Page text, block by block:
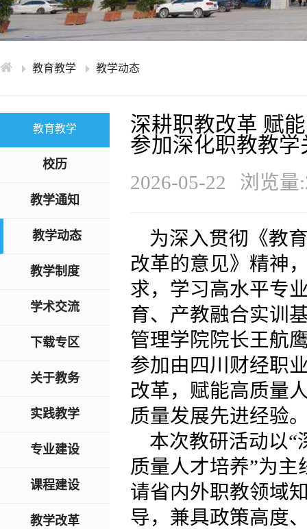
学术交流
教育教学 教学动态
教育教学
校历
教学通知
教学动态
教学制度
学术交流
下载专区
关于教务
实践教学
专业建设
课程建设
教学改革
深耕职教改革 赋
参加深化职教教
2026-05-22 浏览量
为深入贯彻《教
改革的意见》精神
求，学习高水平专
育、产教融合实训
管理学院院长王航
参加由四川财经职
改革，赋能高质量
质量发展先进经验
本次教研活动以“
质量人才培养”为
请省内外职教领域
导，兼具政策高度